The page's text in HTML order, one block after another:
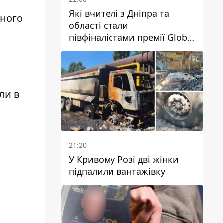
в
Які вчителі з Дніпра та
області стали
півфіналістами премії Global
Teacher Prize Ukraine 2026
21:20
У Кривому Розі дві жінки
підпалили вантажівку